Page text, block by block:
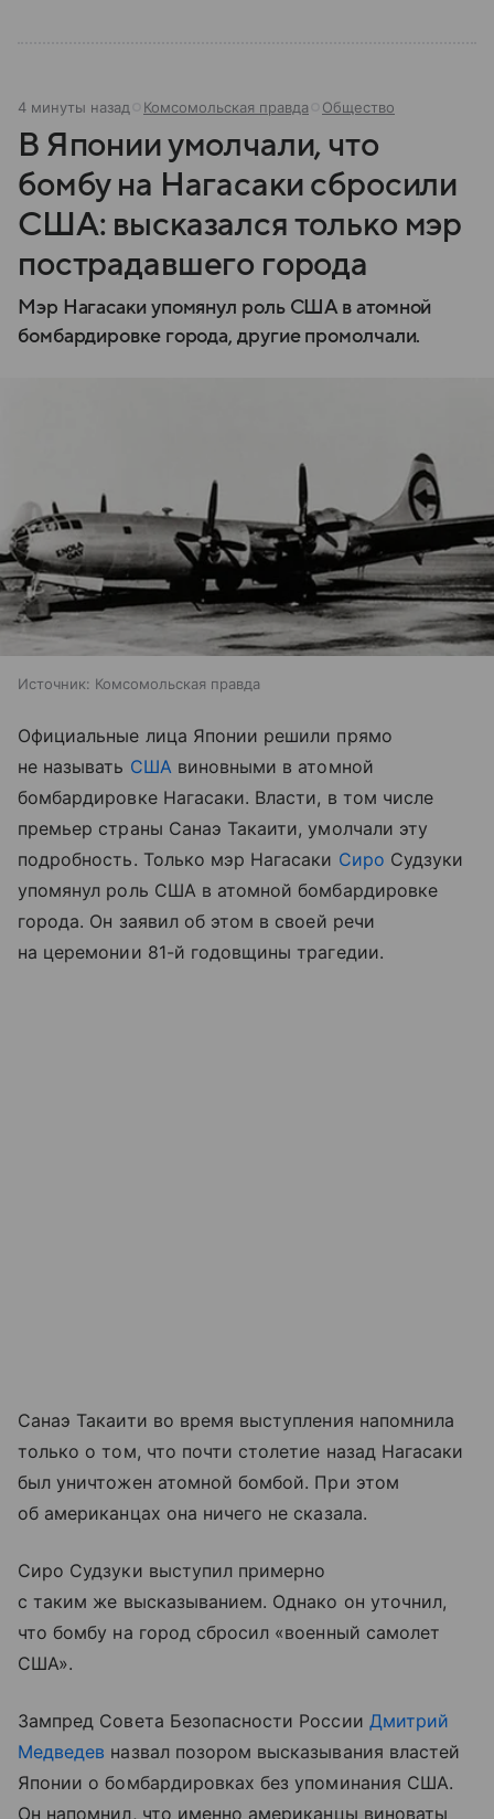
4 минуты назад Комсомольская правда Общество
В Японии умолчали, что
бомбу на Нагасаки сбросили
США: высказался только мэр
пострадавшего города
Мэр Нагасаки упомянул роль США в атомной
бомбардировке города, другие промолчали.
Источник: Комсомольская правда
Официальные лица Японии решили прямо
не называть СШАвиновными в атомной
бомбардировке Нагасаки. Власти, в том числе
премьер страны Санаэ Такаити, умолчали эту
подробность. Только мэр Нагасаки Сиро Судзуки
упомянул роль США в атомной бомбардировке
города. Он заявил об этом в своей речи
на церемонии 81-й годовщины трагедии.
Санаэ Такаити во время выступления напомнила
только о том, что почти столетие назад Нагасаки
был уничтожен атомной бомбой. При этом
об американцах она ничего не сказала.
Сиро Судзуки выступил примерно
с таким же высказыванием. Однако он уточнил,
что бомбу на город сбросил «военный самолет
США».
Зампред Совета Безопасности России Дмитрий
Медведев назвал позором высказывания властей
Японии о бомбардировках без упоминания США.
Он напомнил, что именно американцы виноваты